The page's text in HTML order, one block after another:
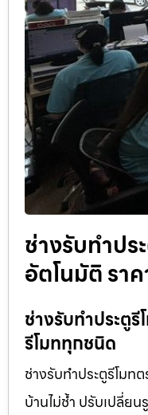
ช่างรับทำปร
อัตโนมัติ รา
ช่างรับทำประตู
รีโมททุกชนิด
ช่างรับทำประตูรีโมท
บ้านไม่ช้ำ ปรับเปลี่ย